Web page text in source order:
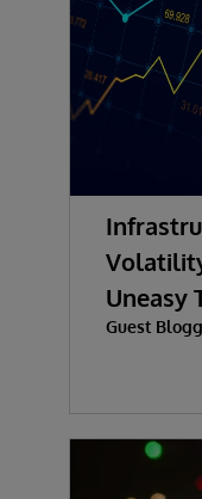
Uneasy
Guest